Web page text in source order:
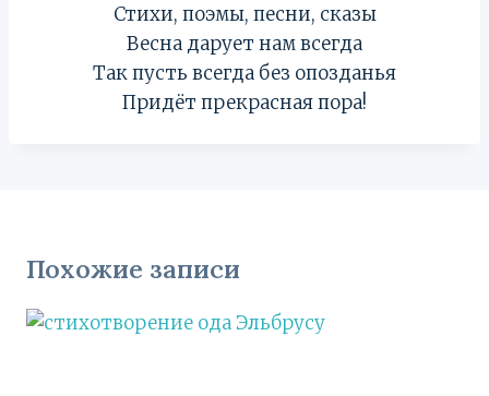
Стихи, поэмы, песни, сказы
Весна дарует нам всегда
Так пусть всегда без опозданья
Придёт прекрасная пора!
Похожие записи